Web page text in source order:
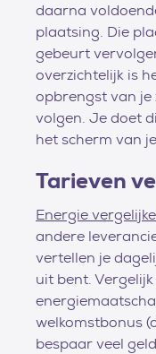
daarna
plaatsing. Die
gebeurt
overzichtelijk is
opbrengst van
volgen. Je doet
het scherm van
Tarieven
Energie
andere
vertellen je
uit bent.
welkomstbonus
bespaar veel